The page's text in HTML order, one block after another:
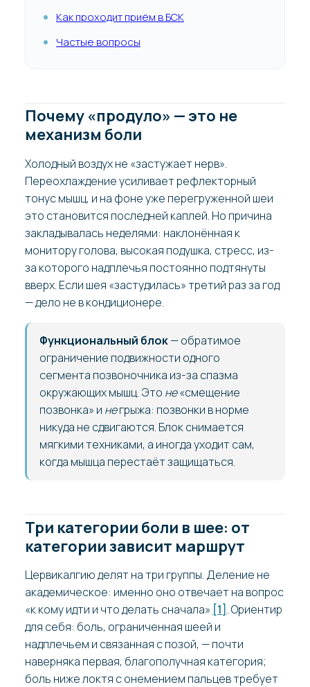
Как проходит приём в БСК
Частые вопросы
Почему «продуло» — это не
механизм боли
Холодный воздух не «застужает нерв».
Переохлаждение усиливает рефлекторный
тонус мышц, и на фоне уже перегруженной шеи
это становится последней каплей. Но причина
закладывалась неделями: наклонённая к
монитору голова, высокая подушка, стресс, из-
за которого надплечья постоянно подтянуты
вверх. Если шея «застудилась» третий раз за год
— дело не в кондиционере.
Функциональный блок— обратимое
ограничение подвижности одного
сегмента позвоночника из-за спазма
окружающих мышц. Это не«смещение
позвонка» и негрыжа: позвонки в норме
никуда не сдвигаются. Блок снимается
мягкими техниками, а иногда уходит сам,
когда мышца перестаёт защищаться.
Три категории боли в шее: от
категории зависит маршрут
Цервикалгию делят на три группы. Деление не
академическое: именно оно отвечает на вопрос
«к кому идти и что делать сначала» [1] . Ориентир
для себя: боль, ограниченная шеей и
надплечьем и связанная с позой, — почти
наверняка первая, благополучная категория;
боль ниже локтя с онемением пальцев требует